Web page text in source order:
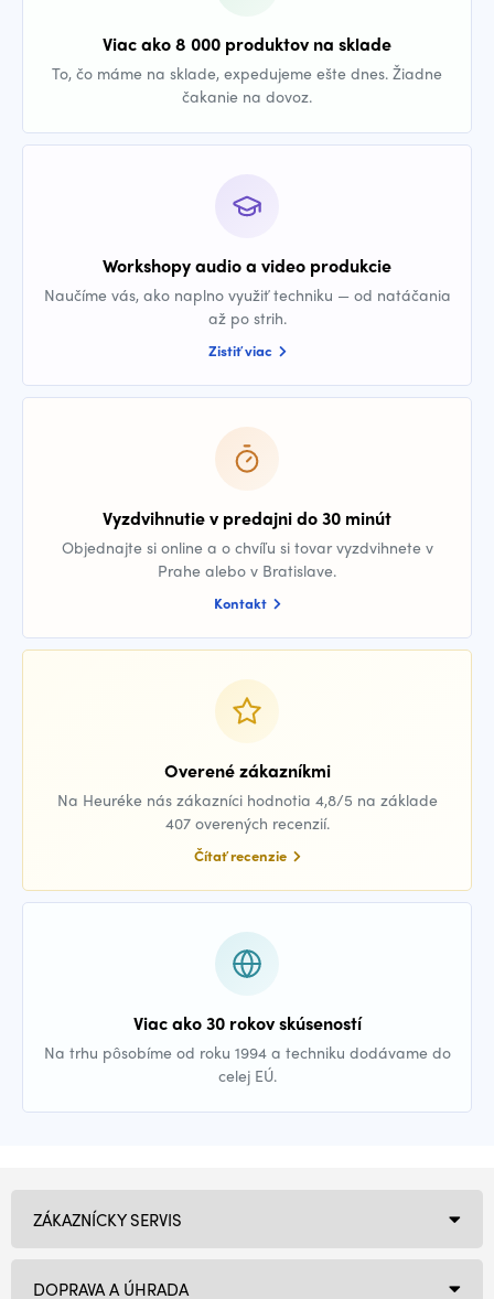
Viac ako 8 000 produktov na sklade
To, čo máme na sklade, expedujeme ešte dnes. Žiadne
čakanie na dovoz.
Workshopy audio a video produkcie
Naučíme vás, ako naplno využiť techniku — od natáčania
až po strih.
Zistiť viac
Vyzdvihnutie v predajni do 30 minút
Objednajte si online a o chvíľu si tovar vyzdvihnete v
Prahe alebo v Bratislave.
Kontakt
Overené zákazníkmi
Na Heuréke nás zákazníci hodnotia 4,8/5 na základe
407 overených recenzií.
Čítať recenzie
Viac ako 30 rokov skúseností
Na trhu pôsobíme od roku 1994 a techniku dodávame do
celej EÚ.
ZÁKAZNÍCKY SERVIS
DOPRAVA A ÚHRADA